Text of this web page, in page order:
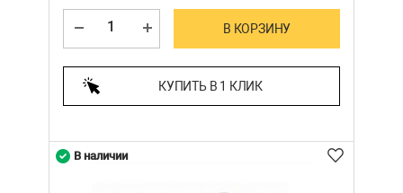
В КОРЗИНУ
КУПИТЬ В 1 КЛИК
В наличии